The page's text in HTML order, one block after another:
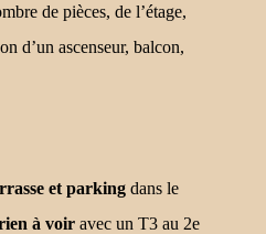
de pièces, de l’étage,
d’un ascenseur, balcon,
et parking dans le
à voir avec un T3 au 2e